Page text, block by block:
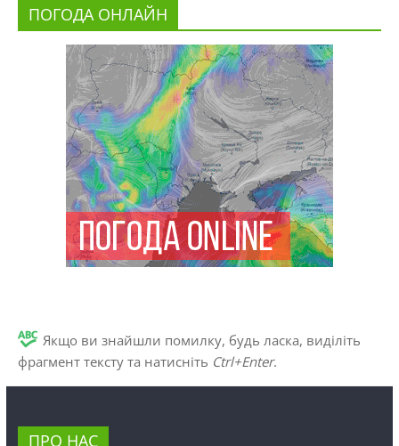
ПОГОДА ОНЛАЙН
Якщо ви знайшли помилку, будь ласка, виділіть
фрагмент тексту та натисніть Ctrl+Enter.
ПРО НАС